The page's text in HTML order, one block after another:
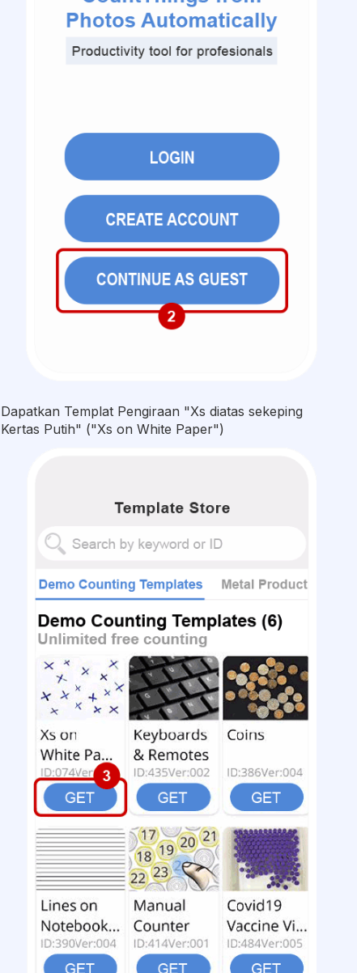
Dapatkan Templat Pengiraan "Xs diatas sekeping
Kertas Putih" ("Xs on White Paper")